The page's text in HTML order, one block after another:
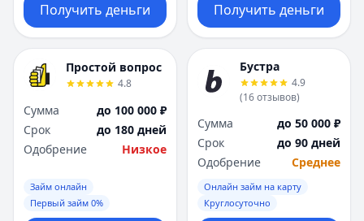
Получить деньги Получить деньги
Простой вопрос
4.8
Сумма
до 100 000 ₽
Срок
до 180 дней
Одобрение
Низкое
Займ онлайн
Первый займ 0%
Бустра
4.9
(16отзывов)
Сумма
до 50 000 ₽
Срок
до 90 дней
Одобрение
Среднее
Онлайн займ на карту
Круглосуточно